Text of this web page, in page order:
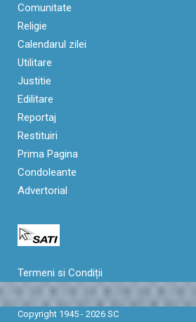
Comunitate
Religie
Calendarul zilei
Utilitare
Justitie
Edilitare
Reportaj
Restituiri
Prima Pagina
Condoleante
Advertorial
Termeni si Condiții
Copyright 1945 - 2026 SC